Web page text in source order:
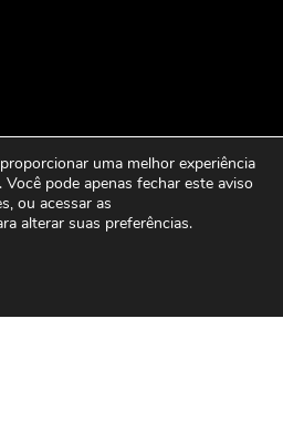
uma melhor experiência
pode apenas fechar este aviso
ou acessar as
alterar suas preferências.